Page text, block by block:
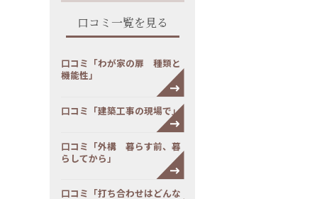
口コミ一覧を見る
口コミ「わが家の扉 種類と
機能性」
口コミ「建築工事の現場で」
口コミ「外構 暮らす前、暮
らしてから」
口コミ「打ち合わせはどんな